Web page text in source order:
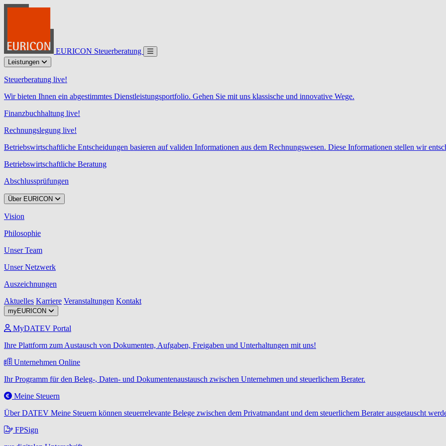
EURICON Steuerberatung
Leistungen
Steuerberatung live!
Wir bieten Ihnen ein abgestimmtes Dienstleistungsportfolio. Gehen Sie mit uns klassische und innovative Wege.
Finanzbuchhaltung live!
Rechnungslegung live!
Betriebswirtschaftliche Entscheidungen basieren auf validen Informationen aus dem Rechnungswesen. Diese Informationen stellen wir
Betriebswirtschaftliche Beratung
Abschlussprüfungen
Über EURICON
Vision
Philosophie
Unser Team
Unser Netzwerk
Auszeichnungen
Aktuelles Karriere Veranstaltungen Kontakt
myEURICON
MyDATEV Portal
Ihre Plattform zum Austausch von Dokumenten, Aufgaben, Freigaben und Unterhaltungen mit uns!
Unternehmen Online
Ihr Programm für den Beleg-, Daten- und Dokumentenaustausch zwischen Unternehmen und steuerlichem Berater.
Meine Steuern
Über DATEV Meine Steuern können steuerrelevante Belege zwischen dem Privatmandant und dem steuerlichem Berater ausgetauscht
FPSign